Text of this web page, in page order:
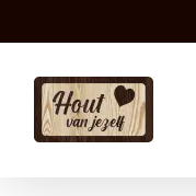
inhoud